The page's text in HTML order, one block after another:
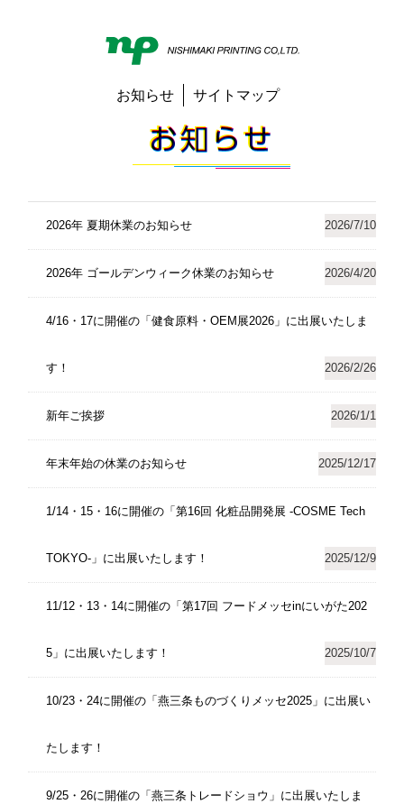
お知らせ サイトマップ
2026年 夏期休業のお知らせ 2026/7/10
2026年 ゴールデンウィーク休業のお知らせ 2026/4/20
4/16・17に開催の「健食原料・OEM展2026」に出展いたしま
す！ 2026/2/26
新年ご挨拶 2026/1/1
年末年始の休業のお知らせ 2025/12/17
1/14・15・16に開催の「第16回 化粧品開発展 -COSME Tech
TOKYO-」に出展いたします！ 2025/12/9
11/12・13・14に開催の「第17回 フードメッセinにいがた202
5」に出展いたします！ 2025/10/7
10/23・24に開催の「燕三条ものづくりメッセ2025」に出展い
たします！
9/25・26に開催の「燕三条トレードショウ」に出展いたしま